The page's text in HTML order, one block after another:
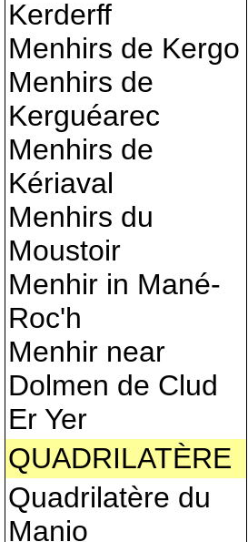
Kerderff
Menhirs de Kergo
Menhirs de
Kerguéarec
Menhirs de
Kériaval
Menhirs du
Moustoir
Menhir in Mané-
Roc'h
Menhir near
Dolmen de Clud
Er Yer
QUADRILATÈRE
Quadrilatère du
Manio